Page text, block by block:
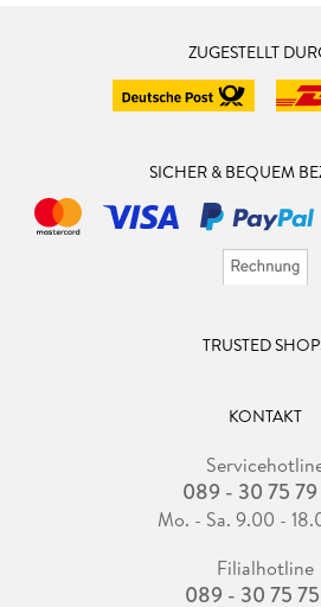
ZUGESTELLT
SICHER & BEQUEM
TRUSTED
KONTAKT
089 - 30 75
Mo. - Sa. 9.00 -
Filialhotline
089 - 30 75